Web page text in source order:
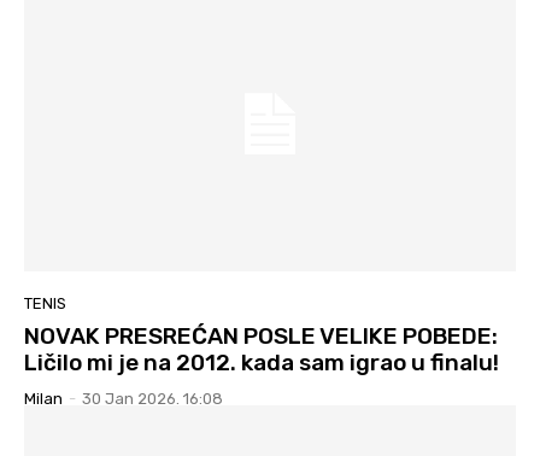
TENIS
NOVAK PRESREĆAN POSLE VELIKE POBEDE:
Ličilo mi je na 2012. kada sam igrao u finalu!
Milan - 30 Jan 2026. 16:08